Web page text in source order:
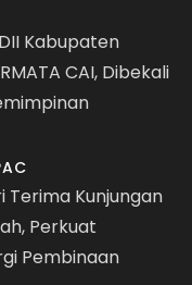
Kabupaten
CAI, Dibekali
Terima Kunjungan
Perkuat
Pembinaan